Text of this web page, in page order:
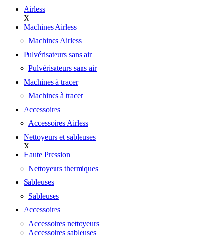
Airless
X
Machines Airless
Machines Airless
Pulvérisateurs sans air
Pulvérisateurs sans air
Machines à tracer
Machines à tracer
Accessoires
Accessoires Airless
Nettoyeurs et sableuses
X
Haute Pression
Nettoyeurs thermiques
Sableuses
Sableuses
Accessoires
Accessoires nettoyeurs
Accessoires sableuses